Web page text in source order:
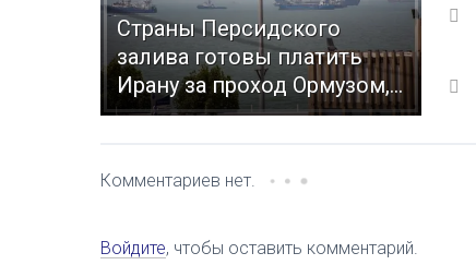
Страны Персидского
залива готовы платить
Ирану за проход Ормузом,...
Комментариев нет.
Войдите, чтобы оставить комментарий.